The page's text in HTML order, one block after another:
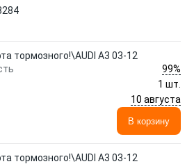
тормозного!\AUDI A3 03-12
99%
1 шт.
10 августа
В корзину
тормозного!\AUDI A3 03-12